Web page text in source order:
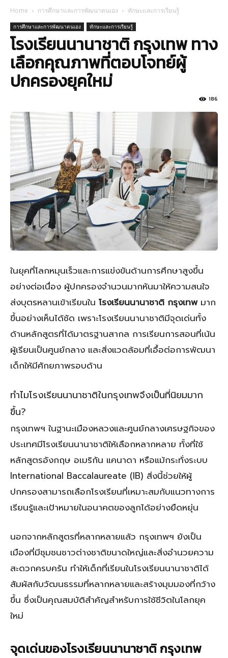
Home การศึกษาและการพัฒนาตนเอง ทักษะและการเรียนรู้
การศึกษาและการพัฒนาตนเอง ทักษะและการเรียนรู้
โรงเรียนนานาชาติ กรุงเทพ ทาง
เลือกคุณภาพที่ตอบโจทย์ผู้
ปกครองยุคใหม่
186
ในยุคที่โลกหมุนเร็วและการแข่งขันด้านการศึกษาสูงขึ้น
อย่างต่อเนื่อง ผู้ปกครองจำนวนมากหันมาให้ความสนใจ
ส่งบุตรหลานเข้าเรียนใน โรงเรียนนานาชาติ กรุงเทพมาก
ขึ้นอย่างเห็นได้ชัด เพราะโรงเรียนนานาชาติมีจุดเด่นทั้ง
ด้านหลักสูตรที่ได้มาตรฐานสากล การเรียนการสอนที่เน้น
ผู้เรียนเป็นศูนย์กลาง และสิ่งแวดล้อมที่เอื้อต่อการพัฒนา
เด็กให้มีศักยภาพรอบด้าน
ทำไมโรงเรียนนานาชาติในกรุงเทพจึงเป็นที่นิยมมาก
ขึ้น?
กรุงเทพฯ ในฐานะเมืองหลวงและศูนย์กลางเศรษฐกิจของ
ประเทศมีโรงเรียนนานาชาติให้เลือกหลากหลาย ทั้งที่ใช้
หลักสูตรอังกฤษ อเมริกัน แคนาดา หรือแม้กระทั่งระบบ
International Baccalaureate (IB) สิ่งนี้ช่วยให้ผู้
ปกครองสามารถเลือกโรงเรียนที่เหมาะสมกับแนวทางการ
เรียนรู้และเป้าหมายในอนาคตของลูกได้อย่างยืดหยุ่น
นอกจากหลักสูตรที่หลากหลายแล้ว กรุงเทพฯ ยังเป็น
เมืองที่มีชุมชนชาวต่างชาติขนาดใหญ่และสิ่งอำนวยความ
สะดวกครบครัน ทำให้เด็กที่เรียนในโรงเรียนนานาชาติได้
สัมผัสกับวัฒนธรรมที่หลากหลายและสร้างมุมมองที่กว้าง
ขึ้น ซึ่งเป็นคุณสมบัติสำคัญสำหรับการใช้ชีวิตในโลกยุค
ใหม่
จุดเด่นของโรงเรียนนานาชาติ กรุงเทพ